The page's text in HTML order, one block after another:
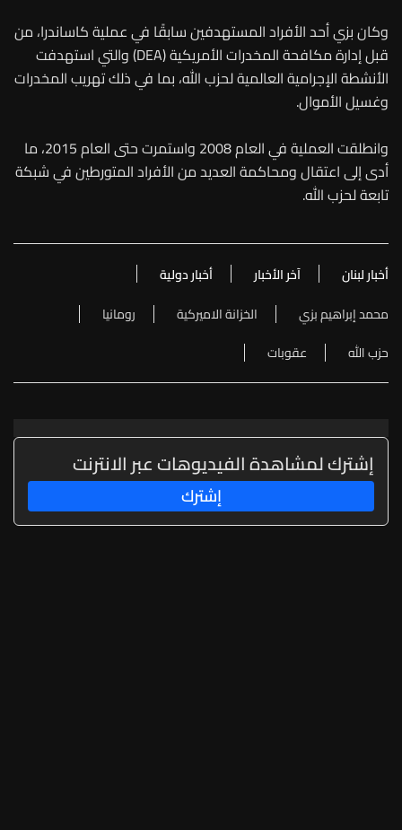
وكان بزي أحد الأفراد المستهدفين سابقًا في عملية كاساندرا، من
قبل إدارة مكافحة المخدرات الأمريكية (DEA) والتي استهدفت
الأنشطة الإجرامية العالمية لحزب الله، بما في ذلك تهريب المخدرات
وغسيل الأموال.
وانطلقت العملية في العام 2008 واستمرت حتى العام 2015، ما
أدى إلى اعتقال ومحاكمة العديد من الأفراد المتورطين في شبكة
تابعة لحزب الله.
أخبار لبنان آخر الأخبار
أخبار دولية
محمد إبراهيم بزي
الخزانة الاميركية
رومانيا
حزب الله
عقوبات
إشترك لمشاهدة الفيديوهات عبر الانترنت
إشترك